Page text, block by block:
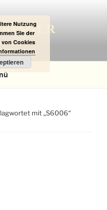
mit „S6006“
Nutzung
Sie der
Cookies